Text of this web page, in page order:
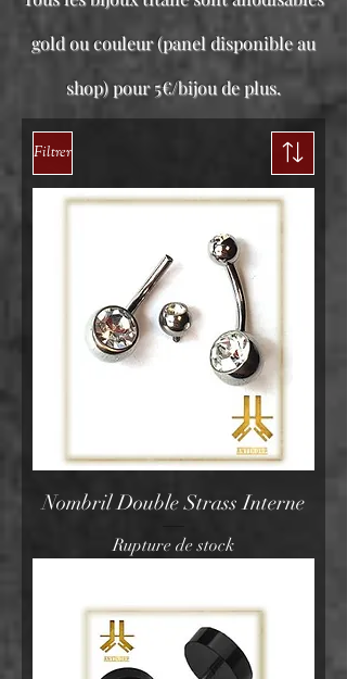
gold ou couleur (panel disponible au
shop) pour 5€/bijou de plus.
Filtrer
Nombril Double Strass Interne
Rupture de stock